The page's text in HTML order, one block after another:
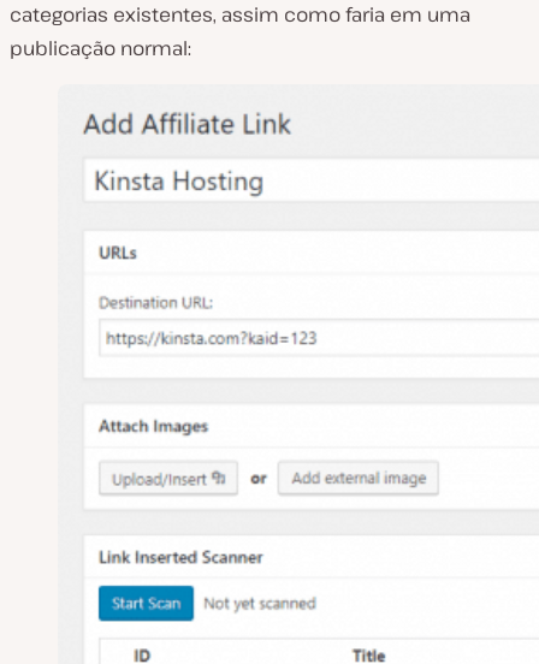
categorias existentes, assim como faria em uma
publicação normal: